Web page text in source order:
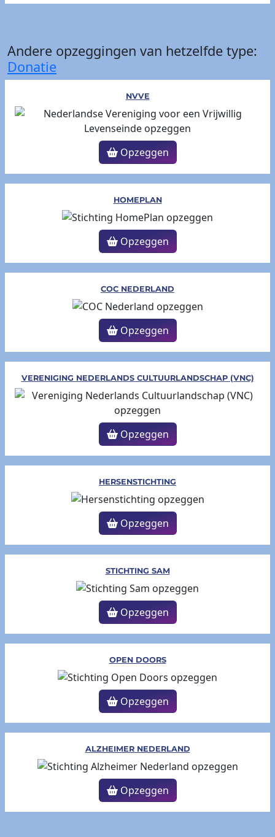
Andere opzeggingen van hetzelfde type:
Donatie
NVVE
Opzeggen
HOMEPLAN
Opzeggen
COC NEDERLAND
Opzeggen
VERENIGING NEDERLANDS CULTUURLANDSCHAP (VNC)
Opzeggen
HERSENSTICHTING
Opzeggen
STICHTING SAM
Opzeggen
OPEN DOORS
Opzeggen
ALZHEIMER NEDERLAND
Opzeggen